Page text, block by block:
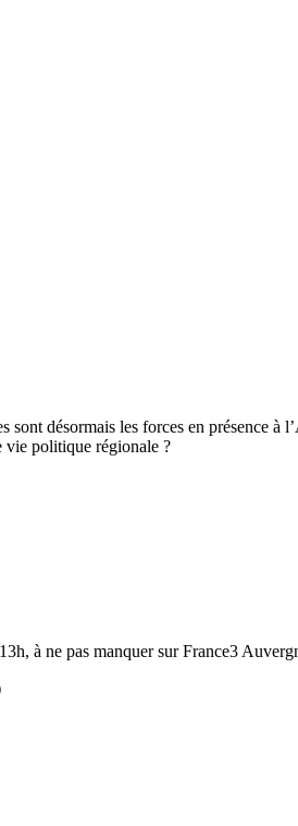
désormais les forces en présence à
vie politique régionale ?
à ne pas manquer sur France3